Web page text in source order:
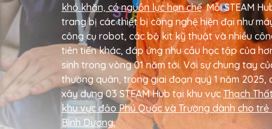
khó khăn, có nguồn lực hạn chế. Mỗi STEAM
trang bị các thiết bị công nghệ hiện đại như
công cụ robot, các bộ kit kỹ thuật và nhiều
tiên tiến khác, đáp ứng nhu cầu học tập của
sinh trong vòng 01 năm tới. Với sự chung tay
thường quân, trong giai đoạn quý 1 năm 2025,
xây dựng 03 STEAM Hub tại khu vựcThạch
khu vực đảo Phú Quốc và Trường dành cho
Bình Dương.